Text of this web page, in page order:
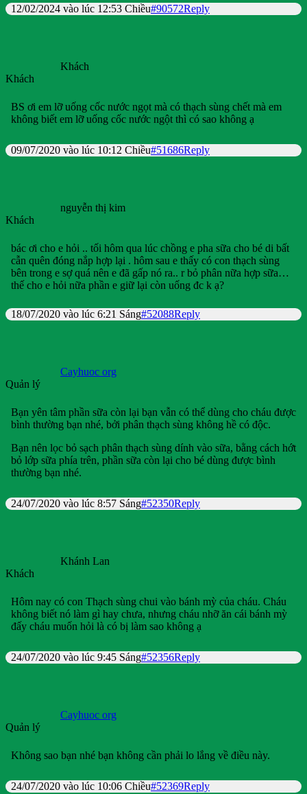
12/02/2024 vào lúc 12:53 Chiều#90572Reply
Khách
Khách
BS ơi em lỡ uống cốc nước ngọt mà có thạch sùng chết mà em
không biết em lỡ uống cốc nước ngột thì có sao không ạ
09/07/2020 vào lúc 10:12 Chiều#51686Reply
nguyễn thị kim
Khách
bác ơi cho e hỏi .. tối hôm qua lúc chồng e pha sữa cho bé di bất
cẫn quên đóng nắp hợp lại . hôm sau e thấy có con thạch sùng
bên trong e sợ quá nên e đã gấp nó ra.. r bỏ phân nữa hợp sữa…
thế cho e hỏi nữa phần e giữ lại còn uống đc k ạ?
18/07/2020 vào lúc 6:21 Sáng#52088Reply
Cayhuoc org
Quản lý
Bạn yên tâm phần sữa còn lại bạn vẫn có thể dùng cho cháu được
bình thường bạn nhé, bởi phân thạch sùng không hề có độc.
Bạn nên lọc bỏ sạch phân thạch sùng dính vào sữa, bằng cách hớt
bỏ lớp sữa phía trên, phần sữa còn lại cho bé dùng được bình
thường bạn nhé.
24/07/2020 vào lúc 8:57 Sáng#52350Reply
Khánh Lan
Khách
Hôm nay có con Thạch sùng chui vào bánh mỳ của cháu. Cháu
không biết nó làm gì hay chưa, nhưng cháu nhỡ ăn cái bánh mỳ
đấy cháu muốn hỏi là có bị làm sao không ạ
24/07/2020 vào lúc 9:45 Sáng#52356Reply
Cayhuoc org
Quản lý
Không sao bạn nhé bạn không cần phải lo lắng về điều này.
24/07/2020 vào lúc 10:06 Chiều#52369Reply